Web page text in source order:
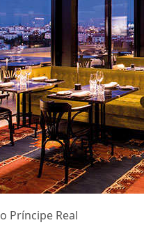
Príncipe Real